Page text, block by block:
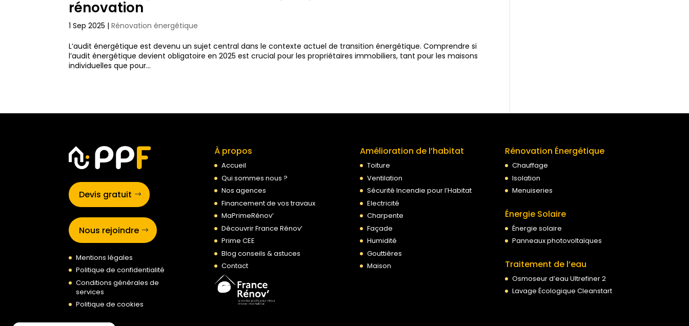
rénovation
1 Sep 2025 |Rénovation énergétique
L’audit énergétique est devenu un sujet central dans le contexte actuel de transition énergétique. Comprendre si
l’audit énergétique devient obligatoire en 2025 est crucial pour les propriétaires immobiliers, tant pour les maisons
individuelles que pour...
Devis gratuit
Nous rejoindre
Mentions légales
Politique de confidentialité
Conditions générales de
services
Politique de cookies
À propos
Accueil
Qui sommes nous ?
Nos agences
Financement de vos travaux
MaPrimeRénov’
Découvrir France Rénov’
Prime CEE
Blog conseils & astuces
Contact
Amélioration de l’habitat
Toiture
Ventilation
Sécurité Incendie pour l’Habitat
Electricité
Charpente
Façade
Humidité
Gouttières
Maison
Rénovation Énergétique
Chauffage
Isolation
Menuiseries
Énergie Solaire
Énergie solaire
Panneaux photovoltaïques
Traitement de l’eau
Osmoseur d’eau Ultrefiner 2
Lavage Écologique Cleanstart